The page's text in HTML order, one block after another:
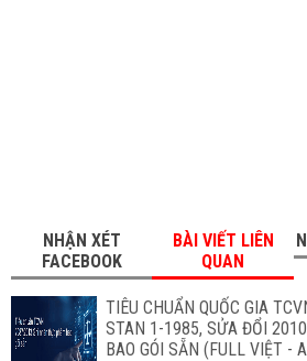
NHẬN XÉT
FACEBOOK
BÀI VIẾT LIÊN
QUAN
TIÊU CHUẨN QUỐC GIA
STAN 1-1985, SỬA ĐỔI
BAO GÓI SẴN (FULL VIỆT -